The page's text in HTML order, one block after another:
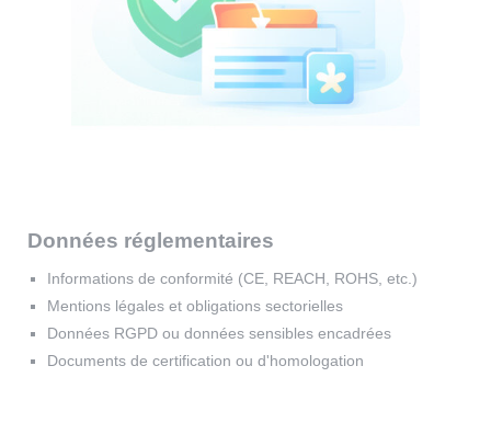
Données réglementaires
Informations de conformité (CE, REACH, ROHS, etc.)
Mentions légales et obligations sectorielles
Données RGPD ou données sensibles encadrées
Documents de certification ou d'homologation